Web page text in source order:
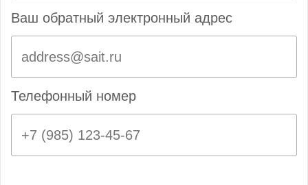
Ваш обратный электронный адрес
Телефонный номер